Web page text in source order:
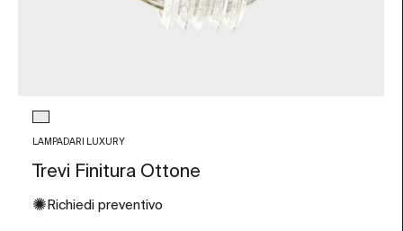
Colore vetro
Trasparente
LAMPADARI LUXURY
Trevi Finitura Ottone
✺ Richiedi preventivo